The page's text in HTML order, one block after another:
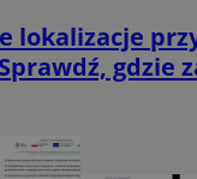
lokalizacje
gdzie